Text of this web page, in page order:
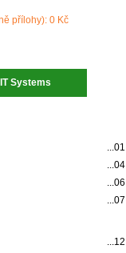
přílohy): 0 Kč
Systems
...01
...04
...06
...07
...12